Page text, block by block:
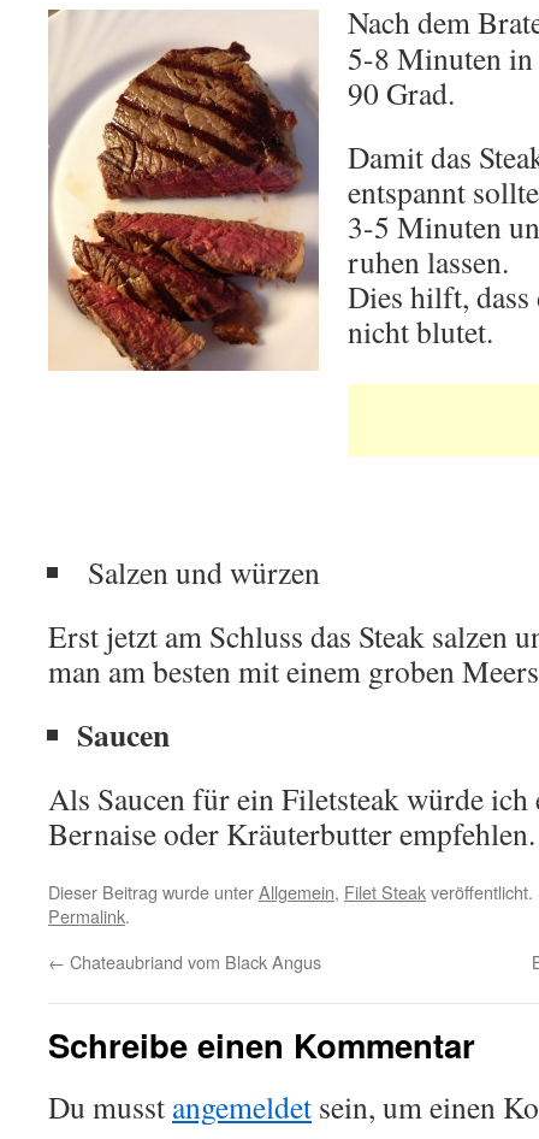
Nach dem
5-8 Minuten
90 Grad.
Damit das
entspannt
3-5 Minuten
ruhen lassen.
Dies hilft, dass
nicht blutet.
Salzen und würzen
Erst jetzt am Schluss das Steak salzen
man am besten mit einem groben
Saucen
Als Saucen für ein Filetsteak würde ich
Bernaise oder Kräuterbutter empfehlen.
Dieser Beitrag wurde unterAllgemein, Filet Steak
Permalink.
← Chateaubriand vom Black Angus
Schreibe einen Kommentar
Du musst angemeldet sein, um einen